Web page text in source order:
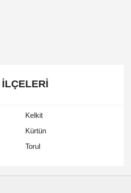
Kelkit
Kürtün
Torul